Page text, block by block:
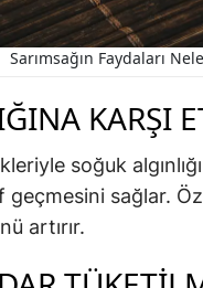
Sarımsağın Faydaları
KARŞI
soğuk
sağlar.
artırır.